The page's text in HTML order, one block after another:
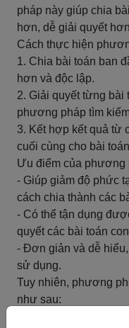
pháp này giúp chia
hơn, dễ giải quyết
Cách thực hiện
1. Chia bài toán ban
hơn và độc lập.
2. Giải quyết từng bài
phương pháp tìm
3. Kết hợp kết quả từ
cuối cùng cho bài
Ưu điểm của phương
- Giúp giảm độ phức
cách chia thành các
- Có thể tận dụng
quyết các bài toán
- Đơn giản và dễ
sử dụng.
Tuy nhiên, phương
như sau:
- Yêu cầu bài toán